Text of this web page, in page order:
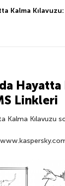
Kalma Kılavuzu:
Hayatta
Linkleri
Kalma Kılavuzu